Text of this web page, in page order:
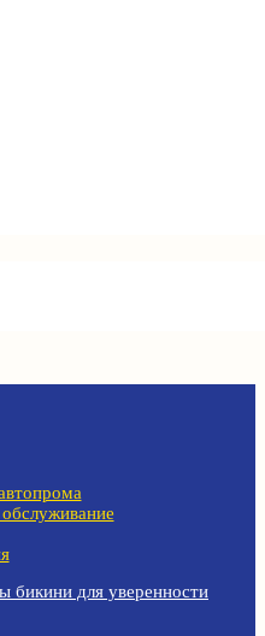
бикини для уверенности